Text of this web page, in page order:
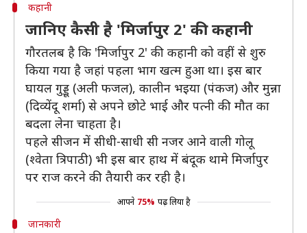
कहानी
जानिए कैसी है 'मिर्जापुर 2' की कहानी
गौरतलब है कि 'मिर्जापुर 2' की कहानी को वहीं से शुरु
किया गया है जहां पहला भाग खत्म हुआ था। इस बार
घायल गुड्डू (अली फजल), कालीन भइया (पंकज) और मुन्ना
(दिव्येंदू शर्मा) से अपने छोटे भाई और पत्नी की मौत का
बदला लेना चाहता है।
पहले सीजन में सीधी-साधी सी नजर आने वाली गोलू
(श्वेता त्रिपाठी) भी इस बार हाथ में बंदूक थामे मिर्जापुर
पर राज करने की तैयारी कर रही है।
आपने 75% पढ़ लिया है
जानकारी